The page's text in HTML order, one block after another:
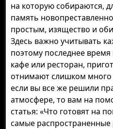
на которую собираются,
память
простым, изящество и
Здесь важно учитывать
поэтому последнее
кафе или ресторан,
отнимают слишком
если вы все же решили
атмосфере, то вам на
статья: «Что готовят на
самые распространенные